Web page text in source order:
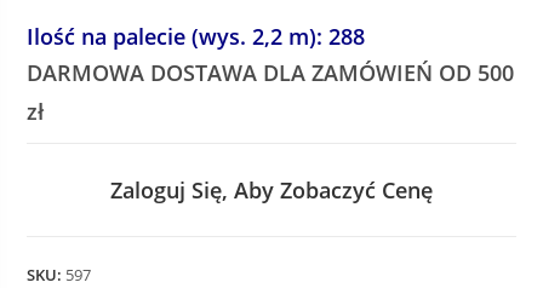
Ilość na palecie (wys. 2,2 m): 288
DARMOWA DOSTAWA DLA ZAMÓWIEŃ OD 500
zł
Zaloguj Się, Aby Zobaczyć Cenę
SKU: 597